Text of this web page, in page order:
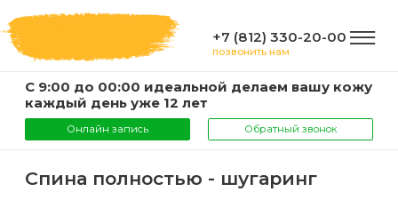
+7 (812) 330-20-00
позвонить нам
С 9:00 до 00:00 идеальной делаем вашу кожу
каждый день уже 12 лет
Онлайн запись Обратный звонок
ГЛАВНАЯ
Спина полностью - шугаринг